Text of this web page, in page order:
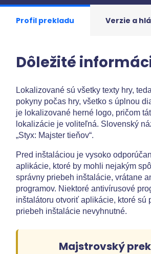
Profil prekladu Verzie a
Dôležité
Lokalizované sú všetky texty hry,
pokyny počas hry, všetko s úplnou
je lokalizované herné logo, pričom
lokalizácie je voliteľná. Slovenský
„Styx: Majster tieňov“.
Pred inštaláciou je vysoko
aplikácie, ktoré by mohli nejakým
správny priebeh inštalácie, vrátane
programov. Niektoré antivírusové
inštalátoru otvoriť aplikácie, ktoré sú
priebeh inštalácie nevyhnutné.
Majstrovský